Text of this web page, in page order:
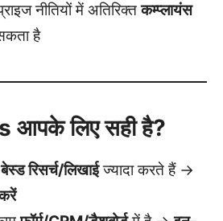
नीतियों में अतिरिक्तकम्प्लायंस
है
आपके लिए सही है?
रिसर्च/लिखाईज्यादा करते हैं →